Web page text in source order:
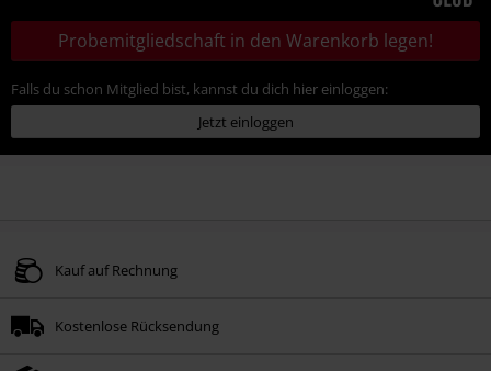
Probemitgliedschaft in den Warenkorb legen!
Falls du schon Mitglied bist, kannst du dich hier einloggen:
Jetzt einloggen
Kauf auf Rechnung
Kostenlose Rücksendung